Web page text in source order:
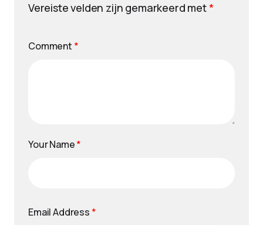
Vereiste velden zijn gemarkeerd met*
Comment *
Your Name*
Email Address *